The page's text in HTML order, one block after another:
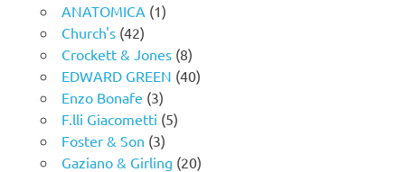
ANATOMICA (1)
Church's(42)
Crockett & Jones(8)
EDWARD GREEN (40)
Enzo Bonafe (3)
F.lli Giacometti (5)
Foster & Son (3)
Gaziano & Girling (20)